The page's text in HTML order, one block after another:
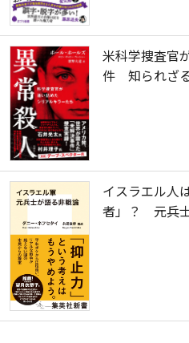
米科学捜査官
件 知られざ
イスラエル人
者」？ 元兵